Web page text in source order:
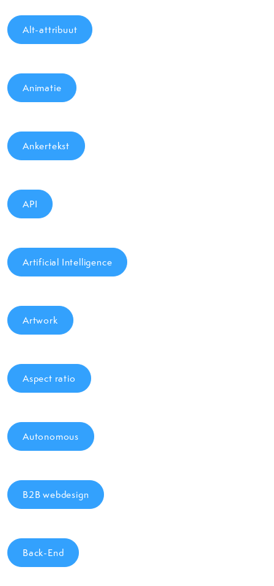
Alt-attribuut
Animatie
Ankertekst
API
Artificial Intelligence
Artwork
Aspect ratio
Autonomous
B2B webdesign
Back-End